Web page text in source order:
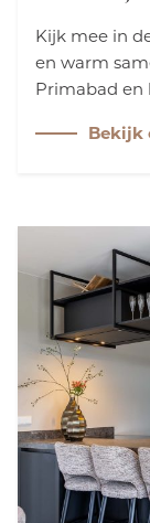
Kijk mee in
en warm
Primabad en
regendouche
Bekijk